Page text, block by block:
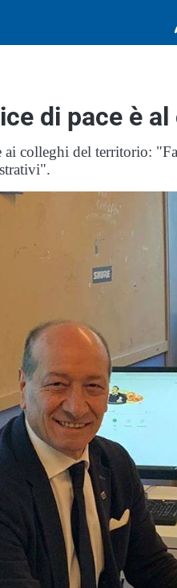
di pace è al
colleghi del territorio: